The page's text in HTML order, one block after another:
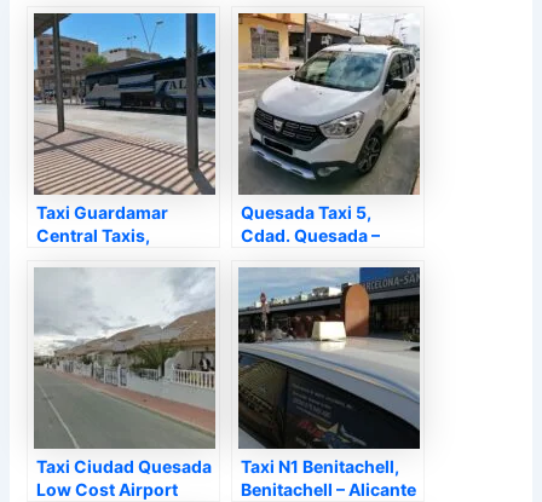
Taxi Guardamar
Central Taxis,
Quesada Taxi 5,
Cdad. Quesada –
Taxi Ciudad Quesada
Low Cost Airport
Taxi N1 Benitachell,
Benitachell – Alicante